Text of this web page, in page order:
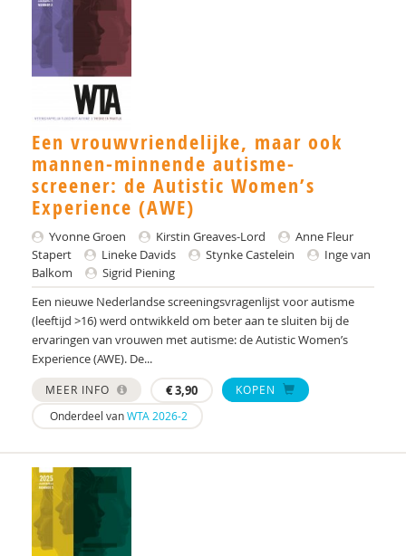
N.G.A. Tak
PhD
Rotterdam
Yulius)
J.H.W. (Jorgen) Mous
PhD | Promotores: prof. dr. J.K. Buitelaar;prof dr.
R.J. van der Gaag. Co-promotor: Dr. N.N.J.
Lambregts-Rommelse
Drs. A . van der Sijde
Susan A. H. van Hooren
Alide A. Heuvelink
Drs. A. Scheeren
Annelies A. Spek
Laurie A. Stowe
Een vrouwvriendelijke, maar ook
mannen-minnende autisme-
screener: de Autistic Women’s
Experience (AWE)
Yvonne Groen Kirstin Greaves-Lord
Anne Fleur
Stapert
Lineke Davids Stynke Castelein
Inge van
Balkom
Sigrid Piening
Een nieuwe Nederlandse screeningsvragenlijst voor autisme
(leeftijd >16) werd ontwikkeld om beter aan te sluiten bij de
ervaringen van vrouwen met autisme: de Autistic Women’s
Experience (AWE). De...
MEER INFO €3,90
KOPEN
Onderdeel vanWTA 2026-2